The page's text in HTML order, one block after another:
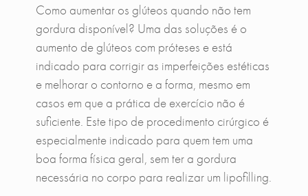
Como aumentar os glúteos quando não tem
gordura disponível? Uma das soluções é o
aumento de glúteos com próteses e está
indicado para corrigir as imperfeições estéticas
e melhorar o contorno e a forma, mesmo em
casos em que a prática de exercício não é
suficiente. Este tipo de procedimento cirúrgico é
especialmente indicado para quem tem uma
boa forma física geral, sem ter a gordura
necessária no corpo para realizar um lipofilling.